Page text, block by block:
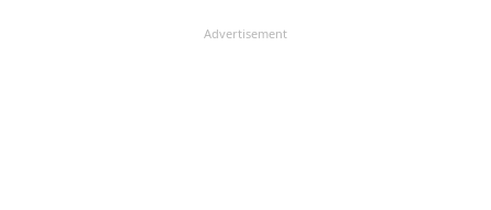
Advertisement